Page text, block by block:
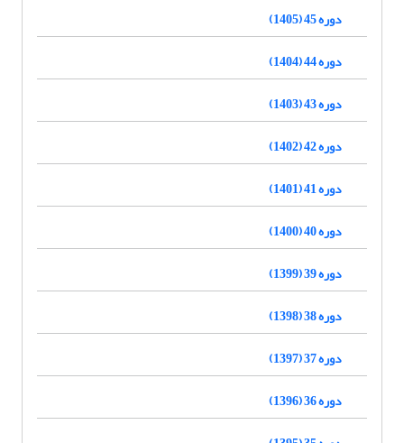
دوره 45 (1405)
دوره 44 (1404)
دوره 43 (1403)
دوره 42 (1402)
دوره 41 (1401)
دوره 40 (1400)
دوره 39 (1399)
دوره 38 (1398)
دوره 37 (1397)
دوره 36 (1396)